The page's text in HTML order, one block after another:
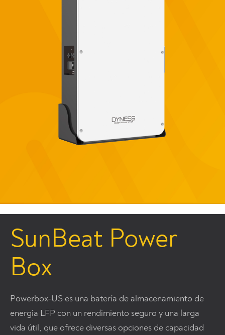
SunBeat Power
Box
Powerbox-US es una batería de almacenamiento de
energía LFP con un rendimiento seguro y una larga
vida útil, que ofrece diversas opciones de capacidad